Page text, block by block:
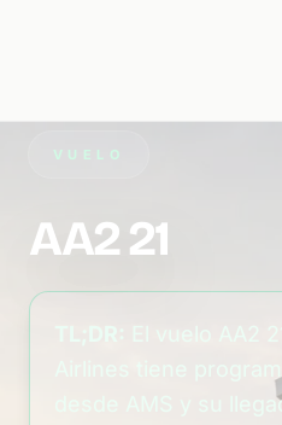
VUELO
AA2 21
El vuelo AA2
Airlines tiene
desde AMS y su